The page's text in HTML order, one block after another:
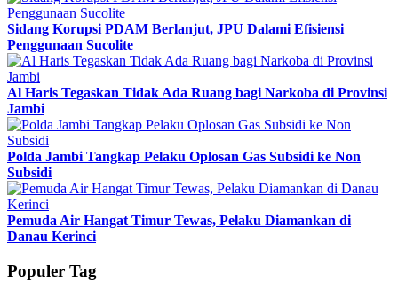
Sidang Korupsi PDAM Berlanjut, JPU Dalami Efisiensi
Penggunaan Sucolite
Al Haris Tegaskan Tidak Ada Ruang bagi Narkoba di Provinsi
Jambi
Polda Jambi Tangkap Pelaku Oplosan Gas Subsidi ke Non
Subsidi
Pemuda Air Hangat Timur Tewas, Pelaku Diamankan di
Danau Kerinci
Populer Tag